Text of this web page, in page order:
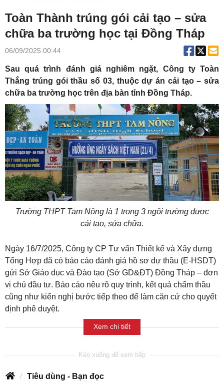
Toàn Thành trúng gói cải tạo – sửa
chữa ba trường học tại Đồng Tháp
06/09/2025 00:44
Sau quá trình đánh giá nghiêm ngặt, Công ty Toàn
Thắng trúng gói thầu số 03, thuộc dự án cải tạo – sửa
chữa ba trường học trên địa bàn tỉnh Đồng Tháp.
Trường THPT Tam Nông là 1 trong 3 ngôi trường được
cải tạo, sửa chữa.
Ngày 16/7/2025, Công ty CP Tư vấn Thiết kế và Xây dựng
Tổng Hợp đã có báo cáo đánh giá hồ sơ dự thầu (E-HSDT)
gửi Sở Giáo dục và Đào tạo (Sở GD&ĐT) Đồng Tháp – đơn
vị chủ đầu tư. Báo cáo nêu rõ quy trình, kết quả chấm thầu
cũng như kiến nghị bước tiếp theo để làm căn cứ cho quyết
định phê duyệt.
Xem chi tiết
Tiêu dùng - Bạn đọc